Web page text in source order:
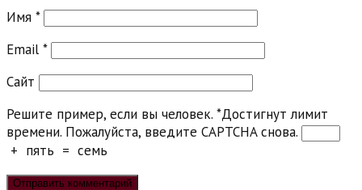
Имя *
Email *
Сайт
Решите пример, если вы человек. *Достигнут лимит
времени. Пожалуйста, введите CAPTCHA снова.
+ пять = семь